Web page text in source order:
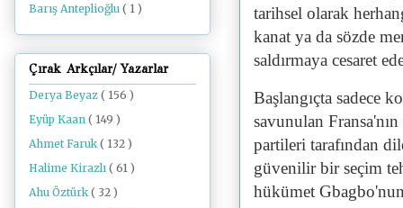
tarihsel olarak
kanat ya da sözde
saldırmaya cesaret
Başlangıçta sadece
savunulan
partileri tarafından
güvenilir bir seçim
hükümet Gbagbo'nun
Barış Anteplioğlu ( 1 )
Çırak Arkçılar/ Yazarlar
Derya Beyaz ( 156 )
Eyüp Kaan ( 149 )
Ahmet Faruk ( 132 )
Halime Kirazlı ( 61 )
Ahu Öztürk ( 32 )